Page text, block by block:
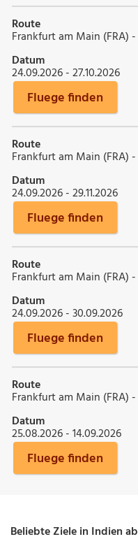
Route
Frankfurt am Main (FRA)
Datum
24.09.2026 - 27.10.2026
Fluege finden
Route
Frankfurt am Main (FRA)
Datum
24.09.2026 - 29.11.2026
Fluege finden
Route
Frankfurt am Main (FRA)
Datum
24.09.2026 - 30.09.2026
Fluege finden
Route
Frankfurt am Main (FRA)
Datum
25.08.2026 - 14.09.2026
Fluege finden
Beliebte Ziele in Indien